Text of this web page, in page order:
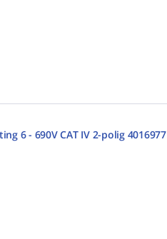
6 - 690V CAT IV 2-polig 4016977